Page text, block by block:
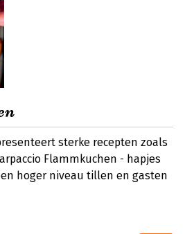
sterke recepten zoals
Flammkuchen - hapjes
hoger niveau tillen en gasten